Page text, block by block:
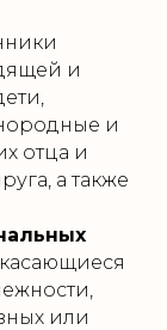
и
и
отца и
а также
или